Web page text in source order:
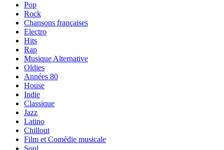
Pop
Rock
Chansons françaises
Electro
Hits
Rap
Musique Alternative
Oldies
Années 80
House
Indie
Classique
Jazz
Latino
Chillout
Film et Comédie musicale